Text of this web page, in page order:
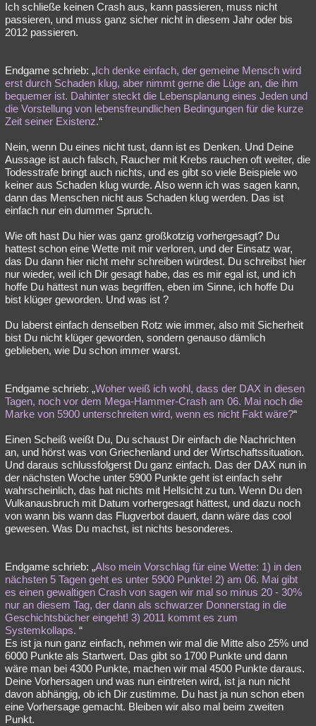
Ich schließe keinen Crash aus, kann passieren, muss nicht
passieren, und muss ganz sicher nicht in diesem Jahr oder bis
2012 passieren.
Endgame schrieb: „Ich denke einfach, der gemeine Mensch wird
erst durch Schaden klug, aber nimmt gerne die Lüge an, die ihm
bequemer ist. Dahinter steckt die Lebensplanung eines Jeden und
die Vorstellung von lebensfreundlichen Bedingungen für die kurze
Zeit seiner Existenz.“
Nein, wenn Du eines nicht tust, dann ist es Denken. Und Deine
Aussage ist auch falsch, Raucher mit Krebs rauchen oft weiter, die
Todesstrafe bringt auch nichts, und es gibt so viele Beispiele wo
keiner aus Schaden klug wurde. Also wenn ich was sagen kann,
dann das Menschen nicht aus Schaden klug werden. Das ist
einfach nur ein dummer Spruch.
Wie oft hast Du hier was ganz großkotzig vorhergesagt? Du
hattest schon eine Wette mit mir verloren, und der Einsatz war,
das Du dann hier nicht mehr schreiben würdest. Du schreibst hier
nur wieder, weil ich Dir gesagt habe, das es mir egal ist, und ich
hoffe Du hättest nun was begriffen, eben im Sinne, ich hoffe Du
bist klüger geworden. Und was ist ?
Du laberst einfach denselben Rotz wie immer, also mit Sicherheit
bist Du nicht klüger geworden, sondern genauso dämlich
geblieben, wie Du schon immer warst.
Endgame schrieb: „Woher weiß ich wohl, dass der DAX in diesen
Tagen, noch vor dem Mega-Hammer-Crash am 06. Mai noch die
Marke von 5900 unterschreiten wird, wenn es nicht Fakt wäre?“
Einen Scheiß weißt Du, Du schaust Dir einfach die Nachrichten
an, und hörst was von Griechenland und der Wirtschaftssituation.
Und daraus schlussfolgerst Du ganz einfach. Das der DAX nun in
der nächsten Woche unter 5900 Punkte geht ist einfach sehr
wahrscheinlich, das hat nichts mit Hellsicht zu tun. Wenn Du den
Vulkanausbruch mit Datum vorhergesagt hättest, und dazu noch
von wann bis wann das Flugverbot dauert, dann wäre das cool
gewesen. Was Du machst, ist nichts besonderes.
Endgame schrieb: „Also mein Vorschlag für eine Wette: 1) in den
nächsten 5 Tagen geht es unter 5900 Punkte! 2) am 06. Mai gibt
es einen gewaltigen Crash von sagen wir mal so minus 20 - 30%
nur an diesem Tag, der dann als schwarzer Donnerstag in die
Geschichtsbücher eingeht! 3) 2011 kommt es zum
Systemkollaps. “
Es ist ja nun ganz einfach, nehmen wir mal die Mitte also 25% und
6000 Punkte als Startwert. Das gibt so 1700 Punkte und dann
wäre man bei 4300 Punkte, machen wir mal 4500 Punkte daraus.
Deine Vorhersagen und was nun eintreten wird, ist ja nun nicht
davon abhängig, ob ich Dir zustimme. Du hast ja nun schon eben
eine Vorhersage gemacht. Bleiben wir also mal beim zweiten
Punkt.